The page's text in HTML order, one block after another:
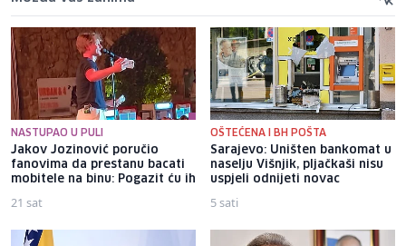
NASTUPAO U PULI
Jakov Jozinović poručio
fanovima da prestanu bacati
mobitele na binu: Pogazit ću ih
21 sat
OŠTEĆENA I BH POŠTA
Sarajevo: Uništen bankomat u
naselju Višnjik, pljačkaši nisu
uspjeli odnijeti novac
5 sati